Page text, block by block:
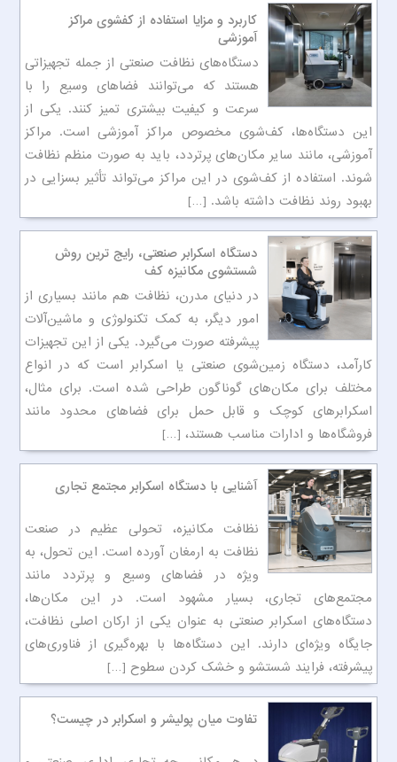
کاربرد و مزایا استفاده از کفشوی مراکز
آموزشی
دستگاه‌های نظافت صنعتی از جمله تجهیزاتی
هستند که می‌توانند فضاهای وسیع را با
سرعت و کیفیت بیشتری تمیز کنند. یکی از
این دستگاه‌ها، کف‌شوی مخصوص مراکز آموزشی است. مراکز
آموزشی، مانند سایر مکان‌های پرتردد، باید به صورت منظم نظافت
شوند. استفاده از کف‌شوی در این مراکز می‌تواند تأثیر بسزایی در
بهبود روند نظافت داشته باشد. […]
دستگاه اسکرابر صنعتی، رایج ترین روش
شستشوی مکانیزه کف
در دنیای مدرن، نظافت هم مانند بسیاری از
امور دیگر، به کمک تکنولوژی و ماشین‌آلات
پیشرفته صورت می‌گیرد. یکی از این تجهیزات
کارآمد، دستگاه زمین‌شوی صنعتی یا اسکرابر است که در انواع
مختلف برای مکان‌های گوناگون طراحی شده است. برای مثال،
اسکرابرهای کوچک و قابل حمل برای فضاهای محدود مانند
فروشگاه‌ها و ادارات مناسب هستند، […]
آشنایی با دستگاه اسکرابر مجتمع تجاری
نظافت مکانیزه، تحولی عظیم در صنعت
نظافت به ارمغان آورده است. این تحول، به
ویژه در فضاهای وسیع و پرتردد مانند
مجتمع‌های تجاری، بسیار مشهود است. در این مکان‌ها،
دستگاه‌های اسکرابر صنعتی به عنوان یکی از ارکان اصلی نظافت،
جایگاه ویژه‌ای دارند. این دستگاه‌ها با بهره‌گیری از فناوری‌های
پیشرفته، فرایند شستشو و خشک کردن سطوح […]
تفاوت میان پولیشر و اسکرابر در چیست؟